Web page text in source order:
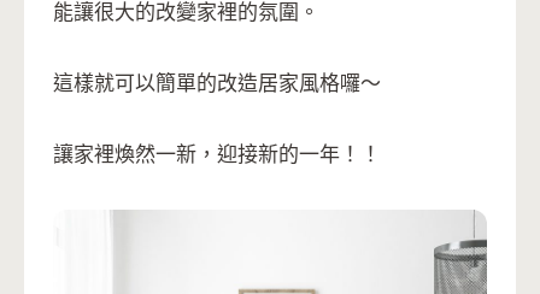
能讓很大的改變家裡的氛圍。
這樣就可以簡單的改造居家風格囉～
讓家裡煥然一新，迎接新的一年！！